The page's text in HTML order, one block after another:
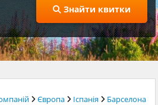
Знайти квитки
Європа Іспанія
Барселона